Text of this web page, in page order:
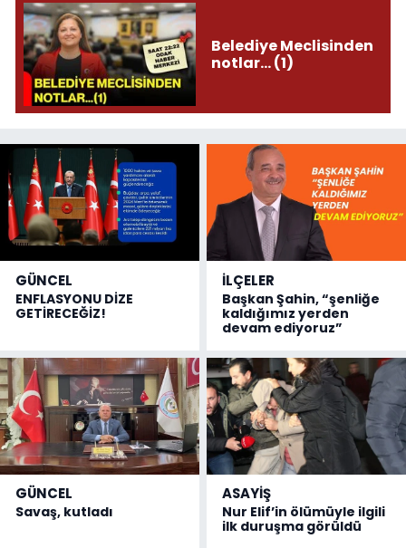
Belediye Meclisinden
notlar... (1)
GÜNCEL
ENFLASYONU DİZE
GETİRECEĞİZ!
İLÇELER
Başkan Şahin, “şenliğe
kaldığımız yerden
devam ediyoruz”
GÜNCEL
Savaş, kutladı
ASAYİŞ
Nur Elif’in ölümüyle ilgili
ilk duruşma görüldü